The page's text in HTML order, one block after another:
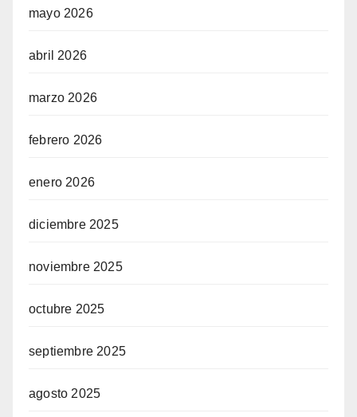
mayo 2026
abril 2026
marzo 2026
febrero 2026
enero 2026
diciembre 2025
noviembre 2025
octubre 2025
septiembre 2025
agosto 2025